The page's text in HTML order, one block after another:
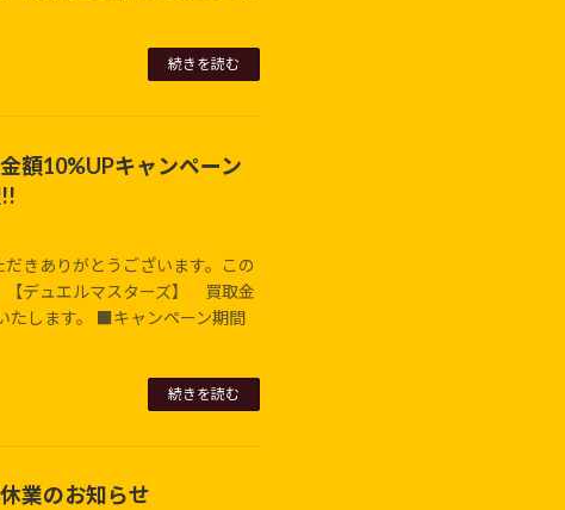
続きを読む
額10%UPキャンペーン
きありがとうございます。この
デュエルマスターズ】 買取金
します。 ■キャンペーン期間
続きを読む
業のお知らせ